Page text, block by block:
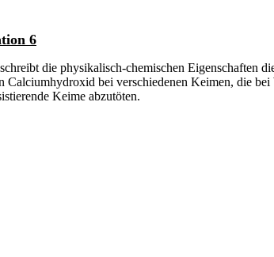
6
die physikalisch-chemischen Eigenschaften
bei verschiedenen Keimen, die
Keime abzutöten.